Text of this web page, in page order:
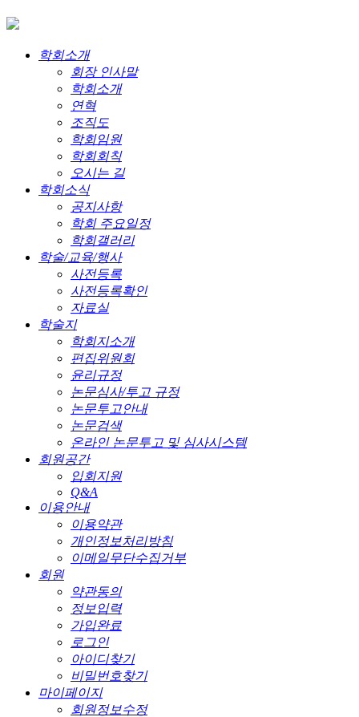
학회소개
회장 인사말
학회소개
연혁
조직도
학회임원
학회회칙
오시는 길
학회소식
공지사항
학회 주요일정
학회갤러리
학술/교육/행사
사전등록
사전등록확인
자료실
학술지
학회지소개
편집위원회
윤리규정
논문심사/투고 규정
논문투고안내
논문검색
온라인 논문투고 및 심사시스템
회원공간
입회지원
Q&A
이용안내
이용약관
개인정보처리방침
이메일무단수집거부
회원
약관동의
정보입력
가입완료
로그인
아이디찾기
비밀번호찾기
마이페이지
회원정보수정